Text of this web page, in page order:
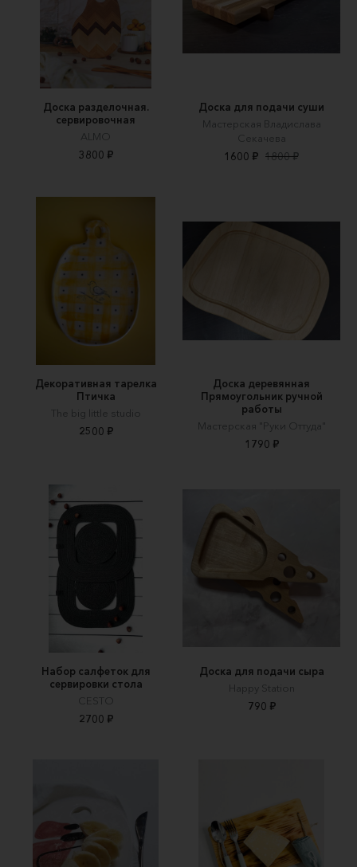
Доска разделочная.
сервировочная
ALMO
3800 ₽
Доска для подачи суши
Мастерская Владислава
Секачева
1600 ₽ 1800 ₽
Декоративная тарелка
Птичка
The big little studio
2500 ₽
Доска деревянная
Прямоугольник ручной
работы
Мастерская "Руки Оттуда"
1790 ₽
Набор салфеток для
сервировки стола
CESTO
2700 ₽
Доска для подачи сыра
Happy Station
790 ₽